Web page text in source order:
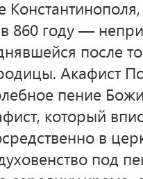
860 году —
после
Акафист
пение
который
в
под